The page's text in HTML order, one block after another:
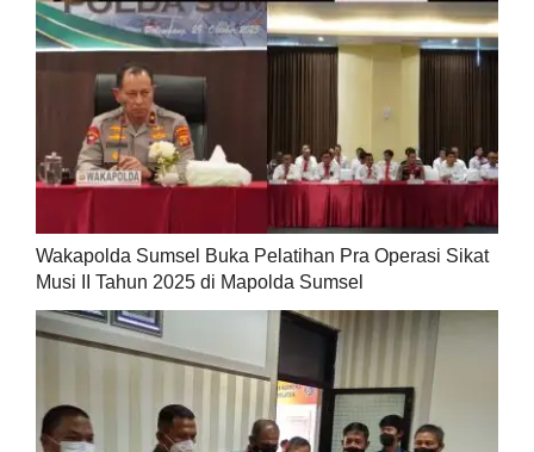
Wakapolda Sumsel Buka Pelatihan Pra Operasi Sikat
Musi II Tahun 2025 di Mapolda Sumsel